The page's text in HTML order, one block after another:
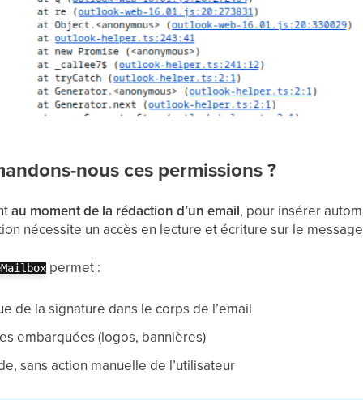
nous ces permissions ?
au moment de la rédaction d’un email, pour insérer
nécessite un accès en lecture et écriture sur le
permet :
de la signature dans le corps de l’email
embarquées (logos, bannières)
sans action manuelle de l’utilisateur